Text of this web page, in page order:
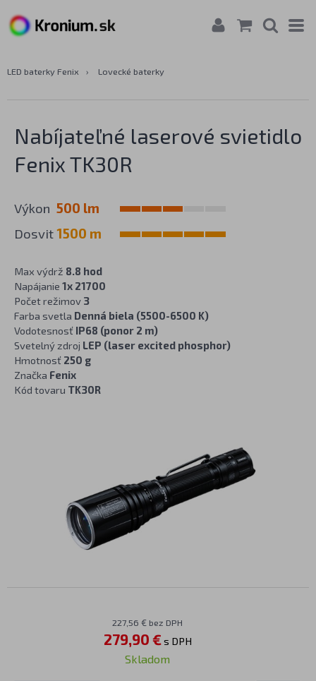
LED baterky Fenix › Lovecké baterky
Nabíjateľné laserové svietidlo
Fenix TK30R
Výkon 500 lm
Dosvit1500 m
Max výdrž 8.8 hod
Napájanie 1x 21700
Počet režimov 3
Farba svetla Denná biela (5500-6500 K)
Vodotesnosť IP68 (ponor 2 m)
Svetelný zdroj LEP (laser excited phosphor)
Hmotnosť 250 g
Značka Fenix
Kód tovaru TK30R
227,56 € bez DPH
279,90 €s DPH
Skladom